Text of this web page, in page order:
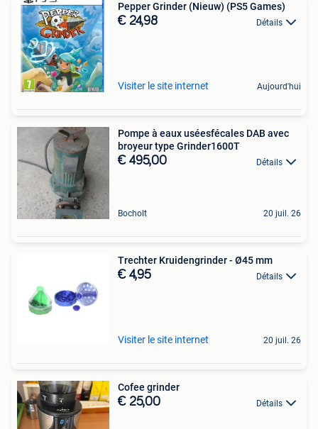
Pepper Grinder (Nieuw) (PS5 Games)
€ 24,98 Détails
Visiter le site internet Aujourd'hui
Pompe à eaux uséesfécales DAB avec
broyeur type Grinder1600T
€ 495,00 Détails
Bocholt 20 juil. 26
Trechter Kruidengrinder - Ø45 mm
€ 4,95 Détails
Visiter le site internet 20 juil. 26
Cofee grinder
€ 25,00 Détails